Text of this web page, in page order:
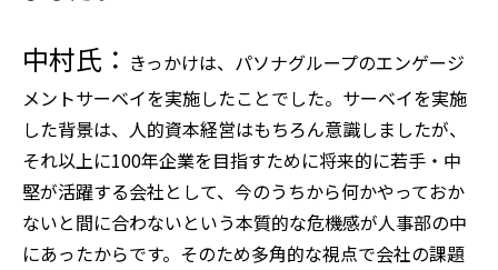
中村氏： きっかけは、パソナグループのエンゲージ
メントサーベイを実施したことでした。サーベイを実施
した背景は、人的資本経営はもちろん意識しましたが、
それ以上に100年企業を目指すために将来的に若手・中
堅が活躍する会社として、今のうちから何かやっておか
ないと間に合わないという本質的な危機感が人事部の中
にあったからです。そのため多角的な視点で会社の課題